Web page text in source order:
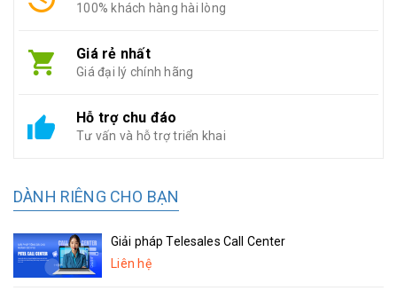
100% khách hàng hài lòng
Giá rẻ nhất
Giá đại lý chính hãng
Hỗ trợ chu đáo
Tư vấn và hỗ trợ triển khai
DÀNH RIÊNG CHO BẠN
Giải pháp Telesales Call Center
Liên hệ